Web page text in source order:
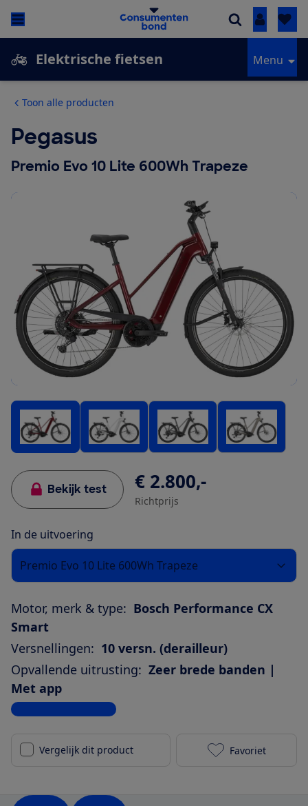
Inloggen
Elektrische fietsen Menu
Toon alle producten
Pegasus
Premio Evo 10 Lite 600Wh Trapeze
Bekijk test € 2.800,-
Richtprijs
In de uitvoering
Premio Evo 10 Lite 600Wh Trapeze
Motor, merk & type: Bosch Performance CX
Smart
Versnellingen: 10 versn. (derailleur)
Opvallende uitrusting: Zeer brede banden |
Met app
Bekijk alle specificaties
Vergelijk dit product Pegasus
Favoriet